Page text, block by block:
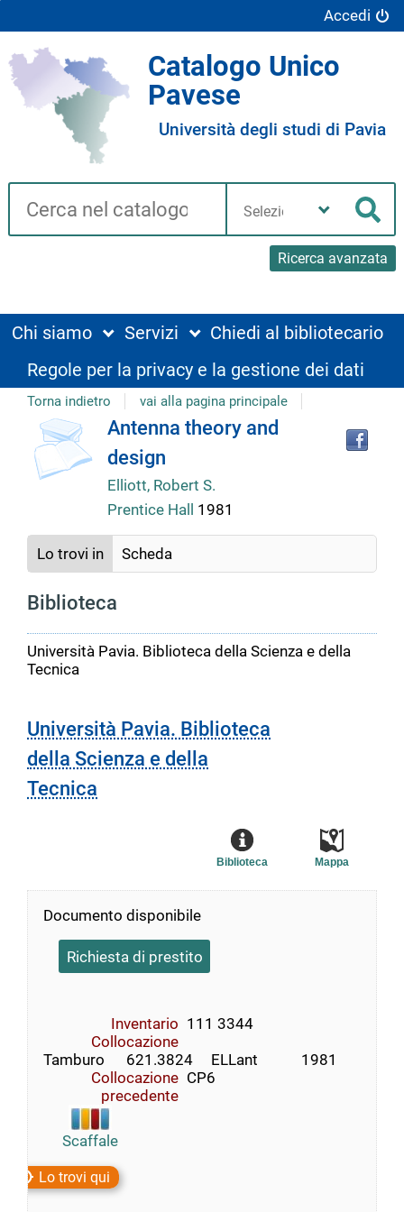
Accedi
Catalogo Unico
Pavese
Università degli studi di Pavia
Cerca su "Catalogo"
Ricerca avanzata
biblioteca
Chi siamo Servizi
Chiedi al bibliotecario
Regole per la privacy e la gestione dei dati
Torna indietro vai alla pagina principale
Dettaglio
del
documento
copertina
Antenna theory and
design
Elliott, Robert S.
Prentice Hall 1981
Lo trovi in Scheda
Biblioteca
Università Pavia. Biblioteca della Scienza e della
Tecnica
Università Pavia. Biblioteca
della Scienza e della
Tecnica
Mappa
Biblioteca
Documento disponibile
Richiesta di prestito
Inventario 111 3344
Collocazione
Tamburo      621.3824     ELLant            1981
Collocazione
precedente
CP6
Scaffale
Lo trovi qui